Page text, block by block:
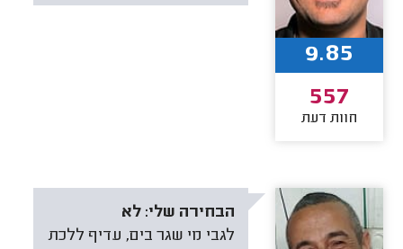
9.85
557
חוות דעת
הבחירה שלי: לא
לגבי מי שגר בים, עדיף ללכת